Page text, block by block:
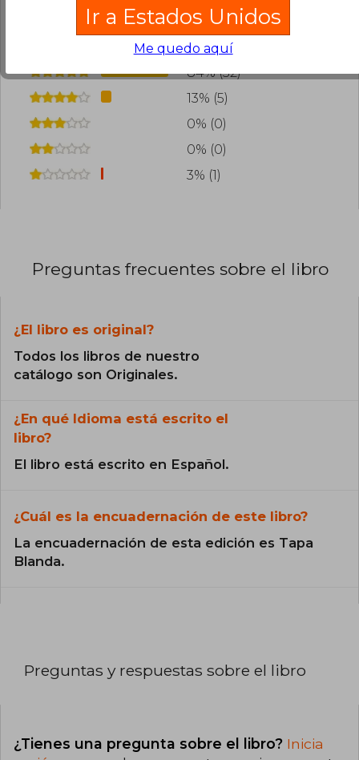
¿Leíste este libro? Inicia sesión para poder
84% (32)
13% (5)
0% (0)
0% (0)
3% (1)
Preguntas frecuentes sobre el libro
¿El libro es original?
Todos los libros de nuestro
catálogo son Originales.
¿En qué Idioma está escrito el
libro?
El libro está escrito en Español.
¿Cuál es la encuadernación de este libro?
La encuadernación de esta edición es Tapa
Blanda.
Preguntas y respuestas sobre el libro
¿Tienes una pregunta sobre el libro? Inicia
Ir a Estados Unidos
Me quedo aquí